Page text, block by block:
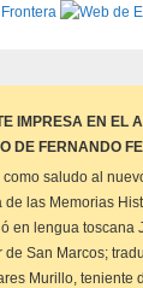
IMPRESA EN EL
DE FERNANDO
saludo al
las Memorias
en lengua toscana
San Marcos;
Murillo, teniente